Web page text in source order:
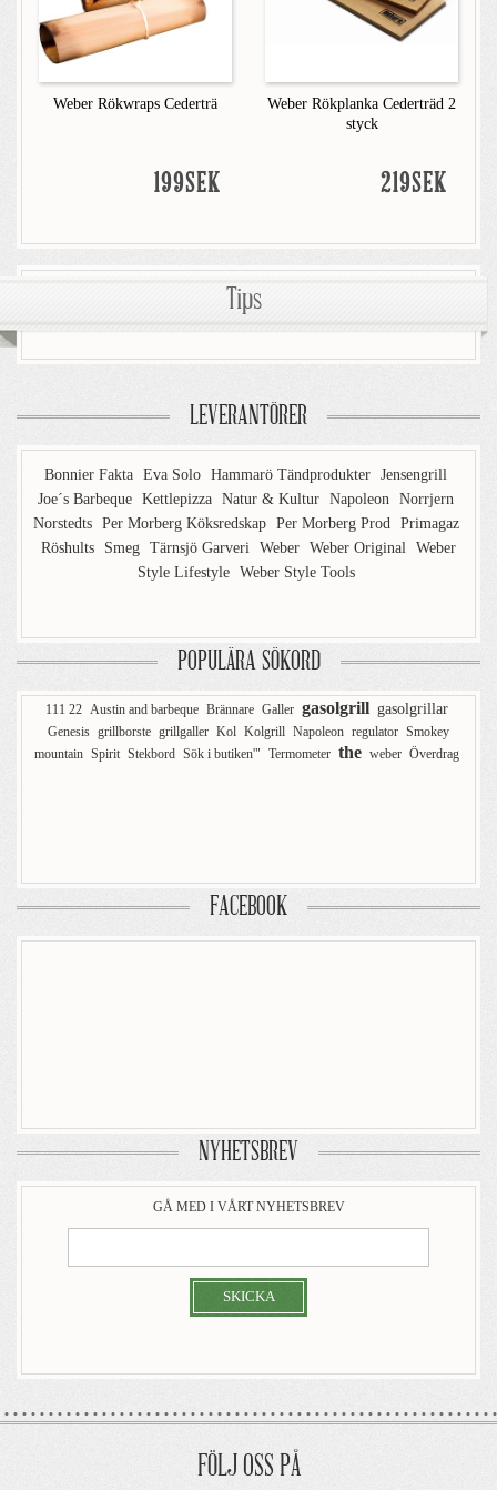
Weber Rökwraps Cederträ
199SEK
Weber Rökplanka Cederträd 2
styck
219SEK
Tips
LEVERANTÖRER
Bonnier Fakta Eva Solo Hammarö Tändprodukter Jensengrill
Joe´s Barbeque Kettlepizza Natur & Kultur Napoleon Norrjern
Norstedts Per Morberg Köksredskap Per Morberg Prod Primagaz
Röshults
Smeg Tärnsjö Garveri Weber Weber Original Weber
Style Lifestyle Weber Style Tools
POPULÄRA SÖKORD
111 22 Austin and barbeque Brännare Galler gasolgrill gasolgrillar
Genesis grillborste grillgaller Kol Kolgrill Napoleon regulator Smokey
mountain Spirit Stekbord Sök i butiken'" Termometer the weber Överdrag
FACEBOOK
NYHETSBREV
GÅ MED I VÅRT NYHETSBREV
SKICKA
FÖLJ OSS PÅ